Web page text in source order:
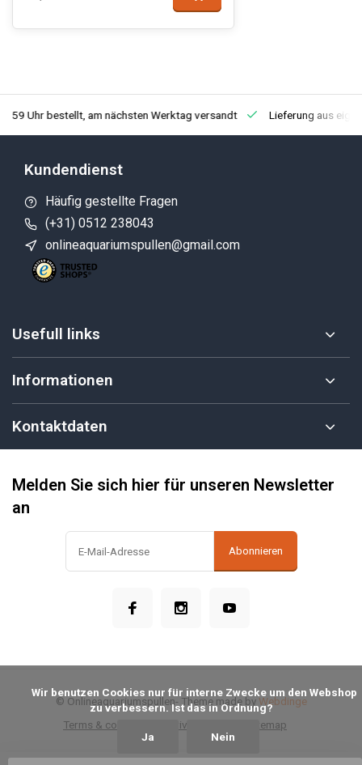
Uhr bestellt, am nächsten Werktag versandt Lieferung aus
Kundendienst
Häufig gestellte Fragen
(+31) 0512 238043
onlineaquariumspullen@gmail.com
Usefull links
Informationen
Kontaktdaten
Melden Sie sich hier für unseren Newsletter
an
Abonnieren
Terms & conditions Privacy Policy Sitemap
© Onlineaquariumspullen- Theme made by Webdinge
zu verbessern. Ist das in Ordnung?
Ja Nein